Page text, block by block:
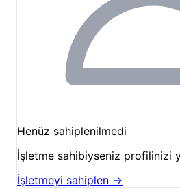
müsaitlik takvimini
tarihin buluştuğu bu eşsiz
ağırlamaktan mutluluk duyarız.
Henüz sahiplenilmedi
İşletme sahibiyseniz profilinizi
İşletmeyi sahiplen →